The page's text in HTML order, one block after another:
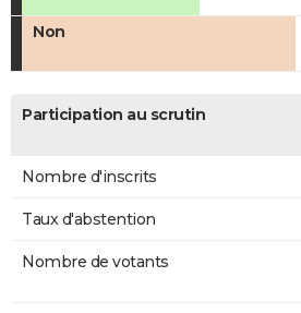
Non
Participation au scrutin
Nombre d'inscrits
Taux d'abstention
Nombre de votants